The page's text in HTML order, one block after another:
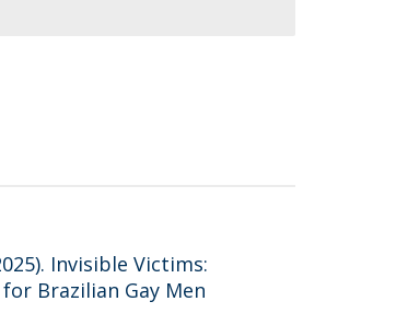
Invisible Victims:
Brazilian Gay Men